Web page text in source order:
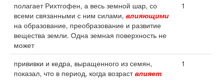
полагает Рихтгофен, а весь земной шар, со
всеми связанными с ним силами, влияющими
на образование, преобразование и развитие
вещества земли. Одна земная поверхность не
может
1
прививки и кедра, выращенного из семян,
показал, что в период, когда возраствлияет
1